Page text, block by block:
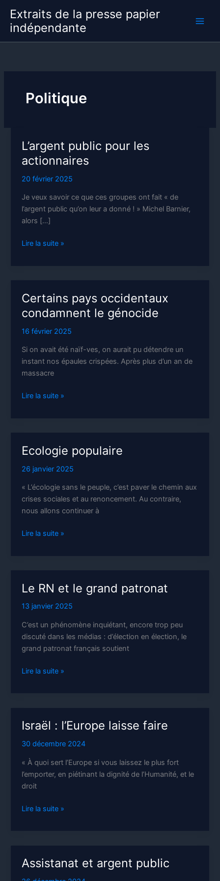
contenu
Extraits de la presse papier
indépendante
Politique
L’argent public pour les
actionnaires
20 février 2025
Je veux savoir ce que ces groupes ont fait « de
l’argent public qu’on leur a donné ! » Michel Barnier,
alors […]
L’argent
Lire la suite »
Certains pays occidentaux
condamnent le génocide
16 février 2025
Si on avait été naïf-ves, on aurait pu détendre un
instant nos épaules crispées. Après plus d’un an de
massacre
Certains
génocide
Lire la suite »
Ecologie populaire
26 janvier 2025
« L’écologie sans le peuple, c’est paver le chemin aux
crises sociales et au renoncement. Au contraire,
nous allons continuer à
Ecologie
Lire la suite »
Le RN et le grand patronat
13 janvier 2025
C’est un phénomène inquiétant, encore trop peu
discuté dans les médias : d’élection en élection, le
grand patronat français soutient
Le
patronat
Lire la suite »
Israël : l’Europe laisse faire
30 décembre 2024
« À quoi sert l’Europe si vous laissez le plus fort
l’emporter, en piétinant la dignité de l’Humanité, et le
droit
Israël
Lire la suite »
Assistanat et argent public